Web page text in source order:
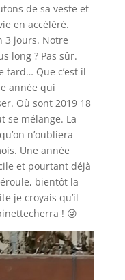
de sa veste et
en accéléré.
3 jours. Notre
long ? Pas sûr.
tard… Que c’est il
année qui
Où sont 2019 18
se mélange. La
n’oubliera
Une année
et pourtant déjà
bientôt la
je croyais qu’il
! 😜